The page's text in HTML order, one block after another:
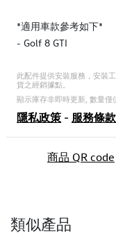
*適用車款參考如下*
- Golf 8 GTI
此配件提供安裝服務，安裝
貨之經銷據點。
顯示庫存非即時更新, 數量僅
隱私政策 - 服務條款
商品 QR code
類似產品